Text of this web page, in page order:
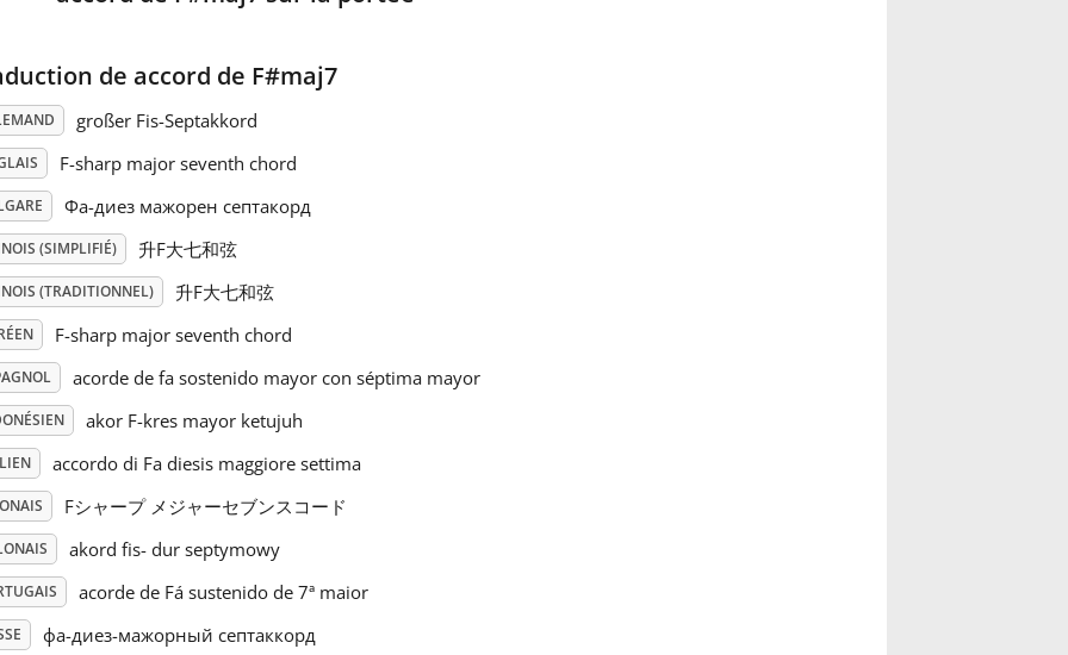
de accord de F#maj7
großer Fis-Septakkord
F-sharp major seventh chord
Фа-диез мажорен септакорд
(SIMPLIFIÉ) 升F大七和弦
(TRADITIONNEL) 升F大七和弦
F-sharp major seventh chord
acorde de fa sostenido mayor con séptima mayor
akor F-kres mayor ketujuh
accordo di Fa diesis maggiore settima
Fシャープ メジャーセブンスコード
akord fis- dur septymowy
acorde de Fá sustenido de 7ª maior
фа-диез-мажорный септаккорд